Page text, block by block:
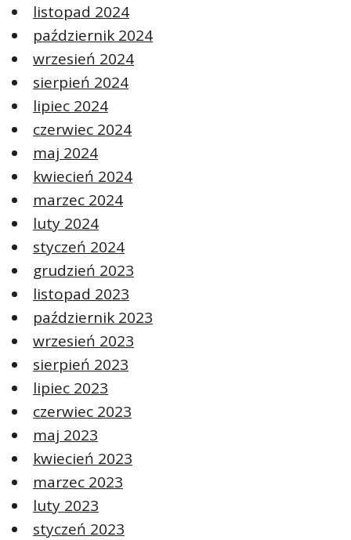
listopad 2024
październik 2024
wrzesień 2024
sierpień 2024
lipiec 2024
czerwiec 2024
maj 2024
kwiecień 2024
marzec 2024
luty 2024
styczeń 2024
grudzień 2023
listopad 2023
październik 2023
wrzesień 2023
sierpień 2023
lipiec 2023
czerwiec 2023
maj 2023
kwiecień 2023
marzec 2023
luty 2023
styczeń 2023